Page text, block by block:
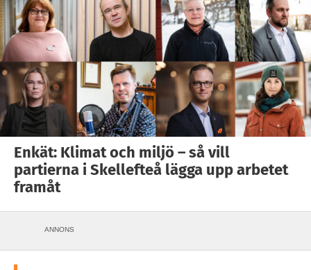
Enkät: Klimat och miljö – så vill
partierna i Skellefteå lägga upp arbetet
framåt
ANNONS